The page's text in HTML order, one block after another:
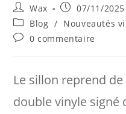
Auteur/autrice
de
la
publication :
Wax
Publication
publiée :
07/11/2025
Post
category:
Blog / Nouveautés
Commentaires
0 commentaire
Le sillon reprend
double vinyle signé